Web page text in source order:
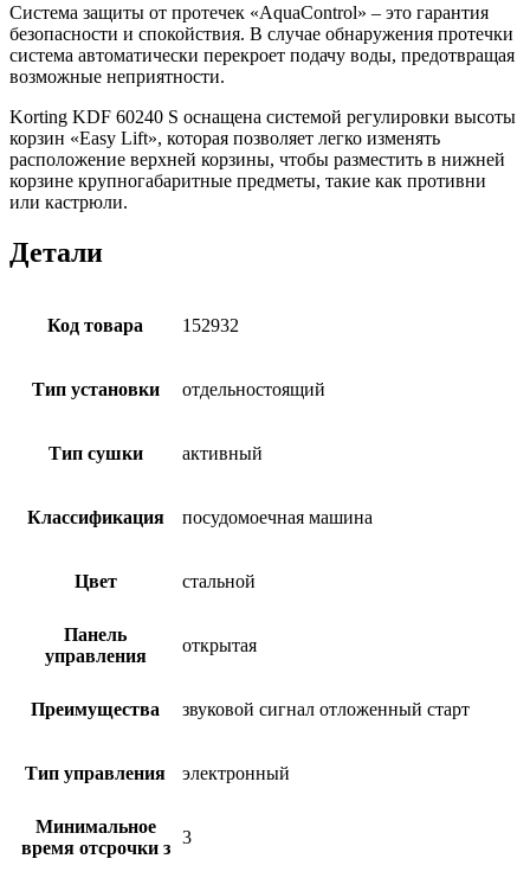
Система защиты от протечек «AquaControl» – это гарантия
безопасности и спокойствия. В случае обнаружения протечки
система автоматически перекроет подачу воды, предотвращая
возможные неприятности.
Korting KDF 60240 S оснащена системой регулировки высоты
корзин «Easy Lift», которая позволяет легко изменять
расположение верхней корзины, чтобы разместить в нижней
корзине крупногабаритные предметы, такие как противни
или кастрюли.
Детали
Код товара 152932
Тип установки отдельностоящий
Тип сушки активный
Классификация посудомоечная машина
Цвет стальной
Панель
управления
открытая
Преимущества звуковой сигнал отложенный старт
Тип управления электронный
Минимальное
время отсрочки з
3